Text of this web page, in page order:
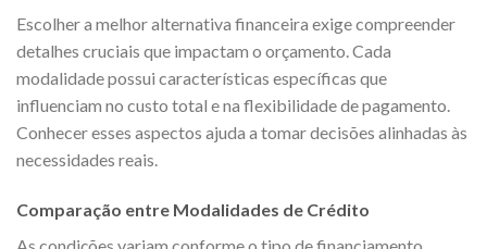
Escolher a melhor alternativa financeira exige compreender
detalhes cruciais que impactam o orçamento. Cada
modalidade possui características específicas que
influenciam no custo total e na flexibilidade de pagamento.
Conhecer esses aspectos ajuda a tomar decisões alinhadas às
necessidades reais.
Comparação entre Modalidades de Crédito